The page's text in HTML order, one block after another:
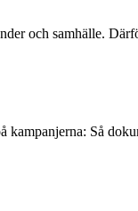
och samhälle.
kampanjerna: Så